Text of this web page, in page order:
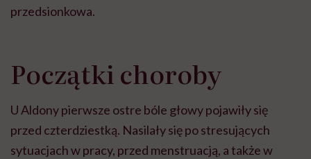
przedsionkowa.
Początki choroby
U Aldony pierwsze ostre bóle głowy pojawiły się
przed czterdziestką. Nasilały się po stresujących
sytuacjach w pracy, przed menstruacją, a także w